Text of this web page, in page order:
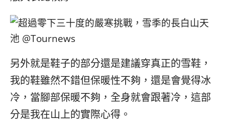
另外就是鞋子的部分還是建議穿真正的雪鞋，
我的鞋雖然不錯但保暖性不夠，還是會覺得冰
冷，當腳部保暖不夠，全身就會跟著冷，這部
分是我在山上的實際心得。